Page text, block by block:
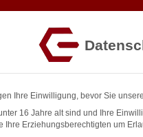
207,08€ exkl.
Ihre Einwilligung, bevor Sie
16 Jahre alt sind und Ihre
Ihre Erziehungsberechtigten um